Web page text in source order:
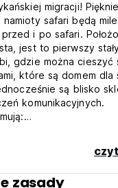
migracji!
safari będą
i po safari.
jest to pierwszy
gdzie można cieszyć
które są domem dla
są blisko
komunikacyjnych.
w tym Wi-Fi
zasady